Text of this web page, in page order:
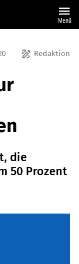
menu
Menü
draw Redaktion
die
50 Prozent